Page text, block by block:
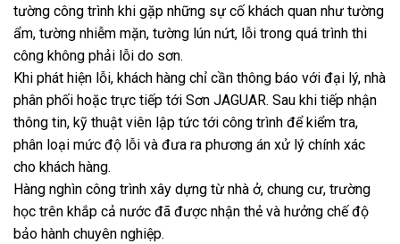
tường công trình khi gặp những sự cố khách quan như tường
ẩm, tường nhiễm mặn, tường lún nứt, lỗi trong quá trình thi
công không phải lỗi do sơn.
Khi phát hiện lỗi, khách hàng chỉ cần thông báo với đại lý, nhà
phân phối hoặc trực tiếp tới Sơn JAGUAR. Sau khi tiếp nhận
thông tin, kỹ thuật viên lập tức tới công trình để kiểm tra,
phân loại mức độ lỗi và đưa ra phương án xử lý chính xác
cho khách hàng.
Hàng nghìn công trình xây dựng từ nhà ở, chung cư, trường
học trên khắp cả nước đã được nhận thẻ và hưởng chế độ
bảo hành chuyên nghiệp.